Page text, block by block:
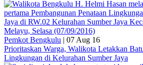
Pemkot Bengkulu | 07 Aug 16
Prioritaskan Warga, Walikota Letakkan
Lingkungan di Kelurahan Sumber Jaya